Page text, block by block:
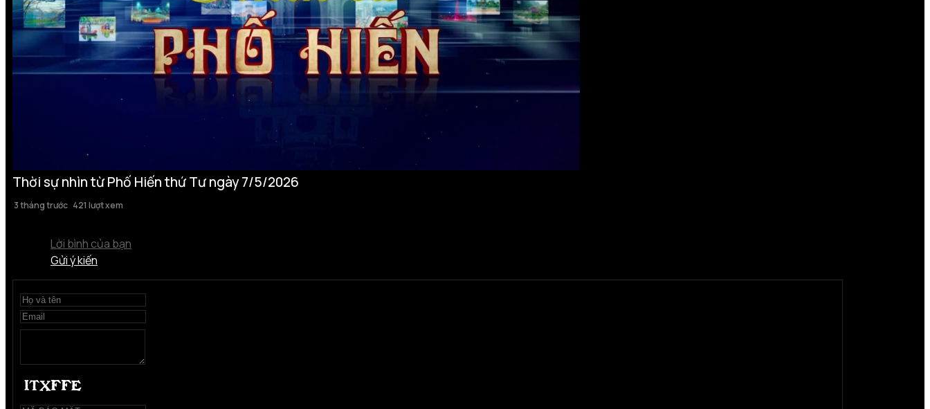
Thời sự nhìn từ Phố Hiến thứ Tư ngày 7/5/2026
3 tháng trước 421 lượt xem
Lời bình của bạn
Gửi ý kiến